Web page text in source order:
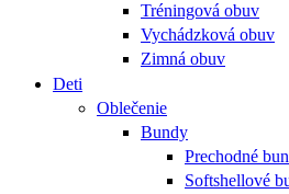
Tréningová obuv
Vychádzková obuv
Zimná obuv
Deti
Oblečenie
Bundy
Prechodné
Softshellové